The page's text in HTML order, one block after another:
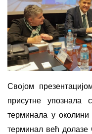
Својом
присутне упознала
терминала у
терминал већ долазе